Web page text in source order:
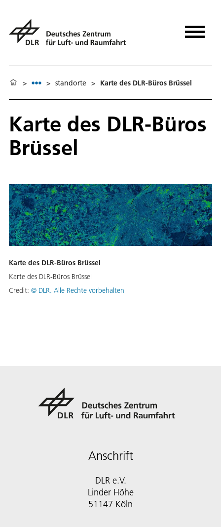
> > standorte > Karte des DLR-Büros Brüssel
Karte des DLR-Büros
Brüssel
Karte des DLR-Büros Brüssel
Karte des DLR-Büros Brüssel
Credit: © DLR. Alle Rechte vorbehalten
Anschrift
DLR e.V.
Linder Höhe
51147 Köln